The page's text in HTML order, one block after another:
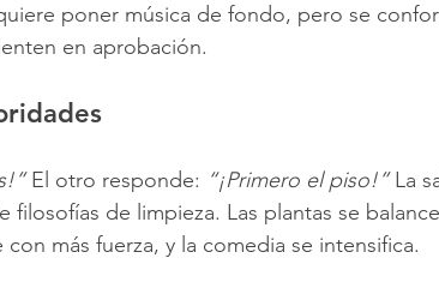
poner música de fondo, pero se
en aprobación.
El otro responde: “¡Primero el piso!” La
de limpieza. Las plantas se
más fuerza, y la comedia se intensifica.